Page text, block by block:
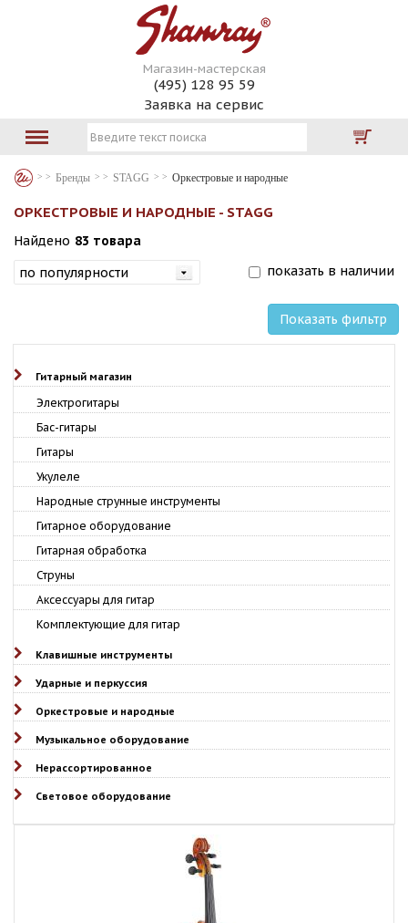
Магазин-мастерская
(495) 128 95 59
Заявка на сервис
Бренды STAGG Оркестровые и народные
ОРКЕСТРОВЫЕ И НАРОДНЫЕ - STAGG
Найдено 83 товара
показать в наличии
Показать фильтр
Гитарный магазин
Электрогитары
Бас-гитары
Гитары
Укулеле
Народные струнные инструменты
Гитарное оборудование
Гитарная обработка
Струны
Аксессуары для гитар
Комплектующие для гитар
Клавишные инструменты
Ударные и перкуссия
Оркестровые и народные
Музыкальное оборудование
Нерассортированное
Световое оборудование